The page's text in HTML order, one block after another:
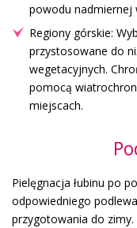
powodu nadmiernej
Regiony górskie:
przystosowane do
wegetacyjnych.
pomocą
miejscach.
Pielęgnacja łubinu po
odpowiedniego
przygotowania do